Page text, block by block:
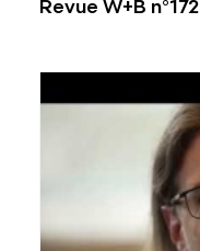
Revue W+B n°172